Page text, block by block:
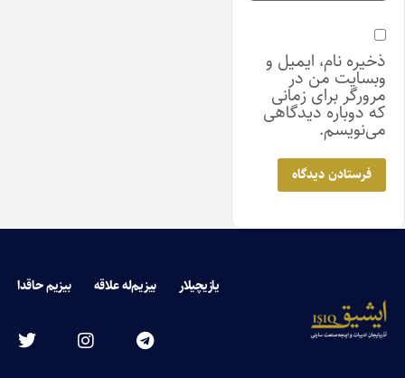
ذخیره نام، ایمیل و
وبسایت من در
مرورگر برای زمانی
که دوباره دیدگاهی
می‌نویسم.
یازیچیلار بیزیم‌له علاقه بیزیم حاقدا